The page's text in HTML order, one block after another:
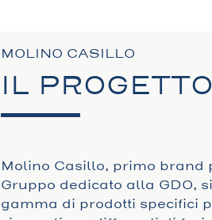
MOLINO CASILLO
IL
Molino Casillo, primo brand
Gruppo dedicato alla GDO,
gamma di prodotti specifici